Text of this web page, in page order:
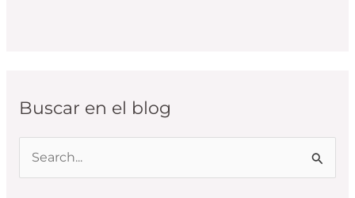
Buscar en el blog